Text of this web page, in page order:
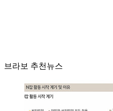
브라보 추천뉴스